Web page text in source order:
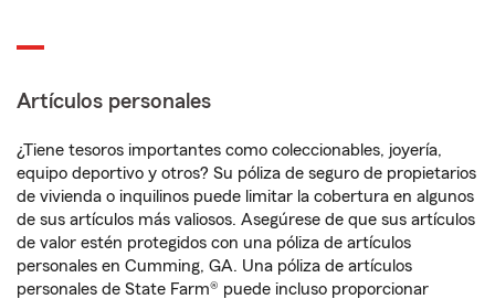
Artículos personales
¿Tiene tesoros importantes como coleccionables, joyería,
equipo deportivo y otros? Su póliza de seguro de propietarios
de vivienda o inquilinos puede limitar la cobertura en algunos
de sus artículos más valiosos. Asegúrese de que sus artículos
de valor estén protegidos con una póliza de artículos
personales en Cumming, GA. Una póliza de artículos
personales de State Farm® puede incluso proporcionar